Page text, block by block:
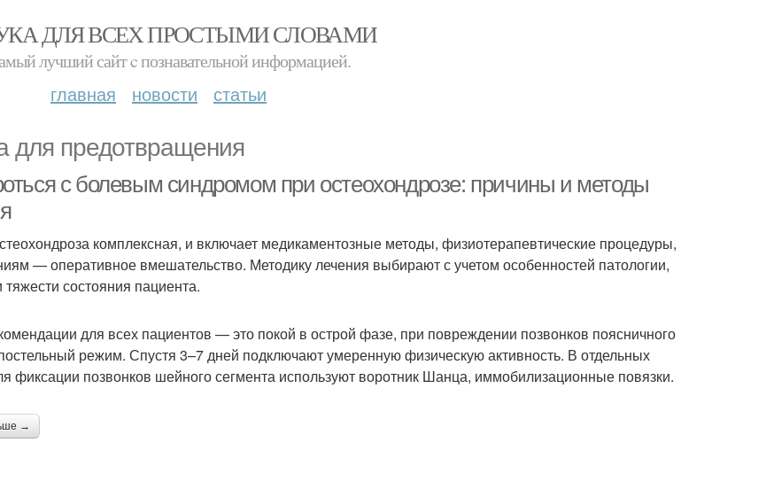
ДЛЯ ВСЕХ ПРОСТЫМИ СЛОВАМИ
лучший сайт c познавательной информацией.
главная новости статьи
для предотвращения
с болевым синдромом при остеохондрозе: причины и методы
комплексная, и включает медикаментозные методы, физиотерапевтические процедуры,
— оперативное вмешательство. Методику лечения выбирают с учетом особенностей патологии,
тяжести состояния пациента.
для всех пациентов — это покой в острой фазе, при повреждении позвонков поясничного
режим. Спустя 3–7 дней подключают умеренную физическую активность. В отдельных
фиксации позвонков шейного сегмента используют воротник Шанца, иммобилизационные повязки.
→